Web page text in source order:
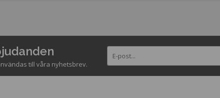
till våra nyhetsbrev.